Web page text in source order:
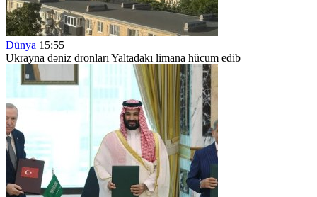
Dünya 15:55
Ukrayna dəniz dronları Yaltadakı limana hücum edib